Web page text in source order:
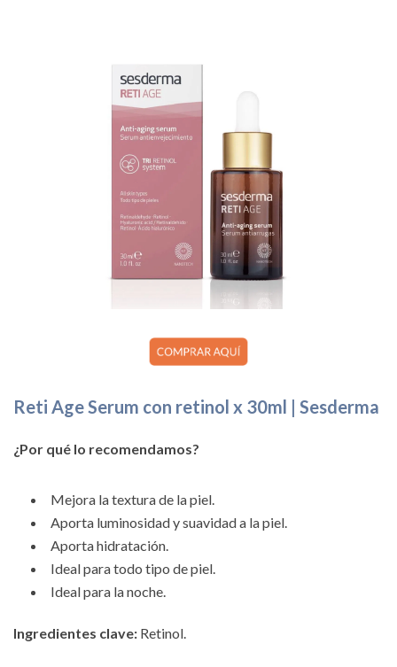
Reti Age Serum con retinol x 30ml | Sesderma
¿Por qué lo recomendamos?
Mejora la textura de la piel.
Aporta luminosidad y suavidad a la piel.
Aporta hidratación.
Ideal para todo tipo de piel.
Ideal para la noche.
Ingredientes clave: Retinol.